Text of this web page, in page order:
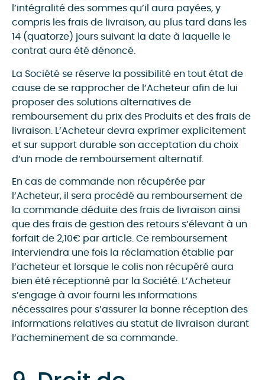
l’intégralité des sommes qu’il aura payées, y
compris les frais de livraison, au plus tard dans les
14 (quatorze) jours suivant la date à laquelle le
contrat aura été dénoncé.
La Société se réserve la possibilité en tout état de
cause de se rapprocher de l’Acheteur afin de lui
proposer des solutions alternatives de
remboursement du prix des Produits et des frais de
livraison. L’Acheteur devra exprimer explicitement
et sur support durable son acceptation du choix
d’un mode de remboursement alternatif.
En cas de commande non récupérée par
l’Acheteur, il sera procédé au remboursement de
la commande déduite des frais de livraison ainsi
que des frais de gestion des retours s’élevant à un
forfait de 2,10€ par article. Ce remboursement
interviendra une fois la réclamation établie par
l’acheteur et lorsque le colis non récupéré aura
bien été réceptionné par la Société. L’Acheteur
s’engage à avoir fourni les informations
nécessaires pour s’assurer la bonne réception des
informations relatives au statut de livraison durant
l’acheminement de sa commande.